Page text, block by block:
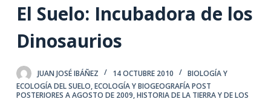
e
El Suelo: Incubadora de los
Dinosaurios
JUAN JOSÉ IBÁÑEZ 14 OCTUBRE 2010
BIOLOGÍA Y
ECOLOGÍA DEL SUELO,ECOLOGÍA Y BIOGEOGRAFÍA POST
POSTERIORES A AGOSTO DE 2009,HISTORIA DE LA TIERRA Y DE LOS